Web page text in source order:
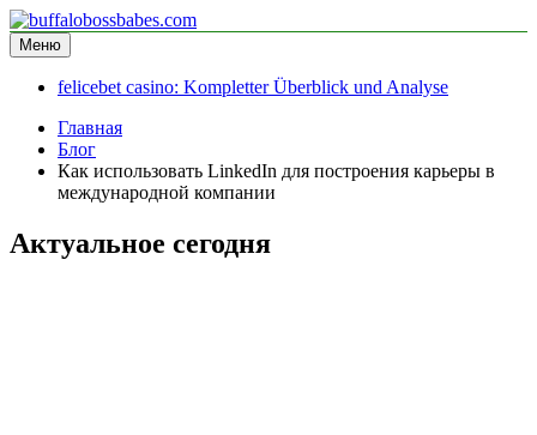
Перейти
к
содержимому
buffalobossbabes.com
информационный сайт
Меню
felicebet casino: Kompletter Überblick und Analyse
Главная
Блог
Как использовать LinkedIn для построения карьеры в
международной компании
Актуальное сегодня